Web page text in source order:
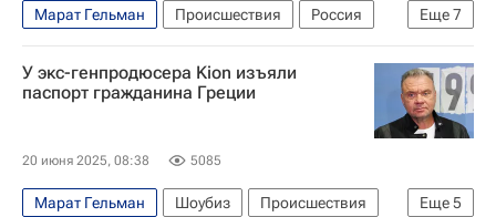
Еще7
Марат Гельман Происшествия
Россия
СССР
Берлин (город)
Владимир Кара-Мурза
Михаил Касьянов
ЮКОС
Федеральная служба безопасности РФ (ФСБ России)
У экс-генпродюсера Kion изъяли
паспорт гражданина Греции
20 июня 2025, 08:38 5085
Еще5
Марат Гельман Шоубиз
Происшествия